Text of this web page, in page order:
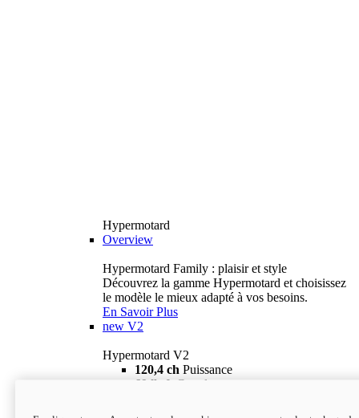
Hypermotard
Overview
Hypermotard Family : plaisir et style
Découvrez la gamme Hypermotard et choisissez
le modèle le mieux adapté à vos besoins.
En Savoir Plus
new V2
Hypermotard V2
120,4 ch Puissance
69 lb-ft
Couple
18 895 $